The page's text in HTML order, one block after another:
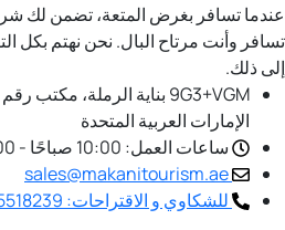
عندما تسافر بغرض المتعة، تضمن لك
تسافر وأنت مرتاح البال. نحن نهتم بكل
إلى ذلك.
الإمارات العربية المتحدة
ساعات العمل: 10:00 صباحًا - 10:00 مساءً، السبت - الخميس
sales@makanitourism.ae
للشكاوي و الاقتراحات: 971555518239+